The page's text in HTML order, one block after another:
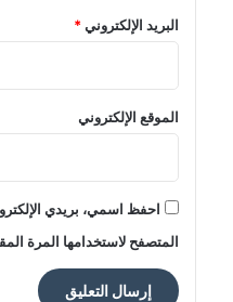
البريد الإلكتروني*
الموقع الإلكتروني
احفظ اسمي، بريدي
المتصفح لاستخدامها المرة